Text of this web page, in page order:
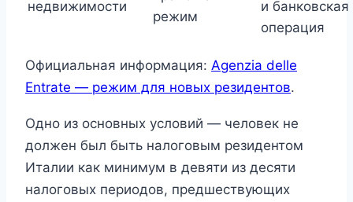
недвижимости
режим
и банковская
операция
Официальная информация: Agenzia delle
Entrate — режим для новых резидентов.
Одно из основных условий — человек не
должен был быть налоговым резидентом
Италии как минимум в девяти из десяти
налоговых периодов, предшествующих